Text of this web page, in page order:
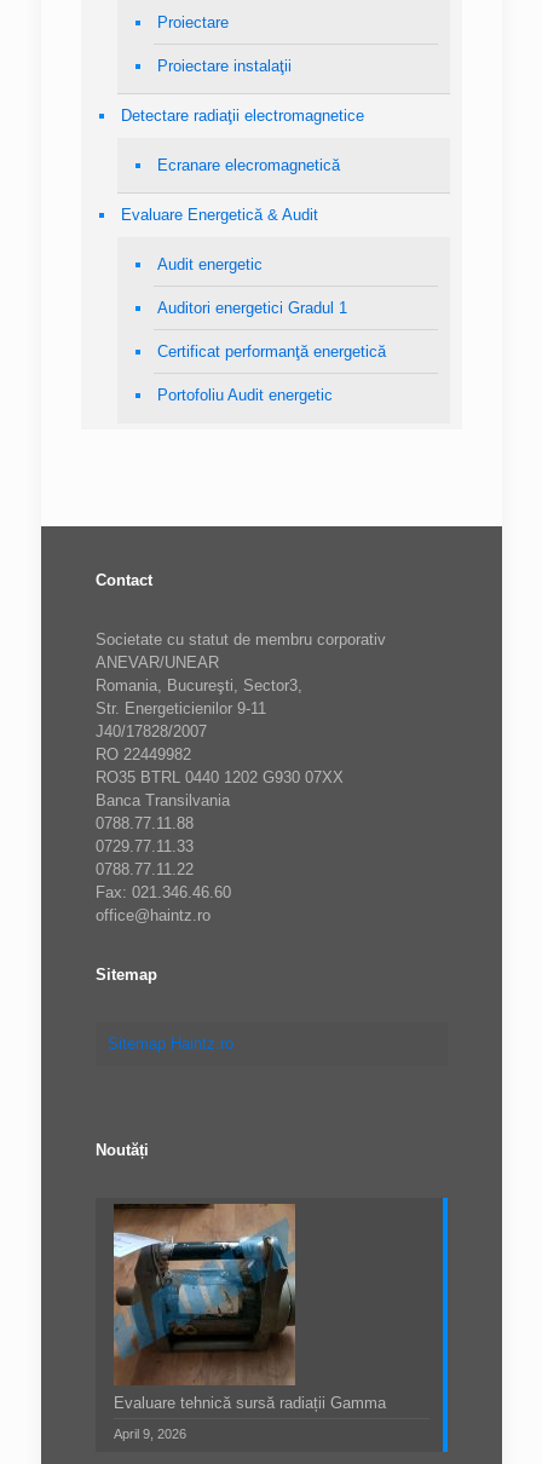
Proiectare
Proiectare instalaţii
Detectare radiaţii electromagnetice
Ecranare elecromagnetică
Evaluare Energetică & Audit
Audit energetic
Auditori energetici Gradul 1
Certificat performanţă energetică
Portofoliu Audit energetic
Contact
Societate cu statut de membru corporativ
ANEVAR/UNEAR
Romania, Bucureşti, Sector3,
Str. Energeticienilor 9-11
J40/17828/2007
RO 22449982
RO35 BTRL 0440 1202 G930 07XX
Banca Transilvania
0788.77.11.88
0729.77.11.33
0788.77.11.22
Fax: 021.346.46.60
office@haintz.ro
Sitemap
Sitemap Haintz.ro
Noutăți
Evaluare tehnică sursă radiații Gamma
April 9, 2026